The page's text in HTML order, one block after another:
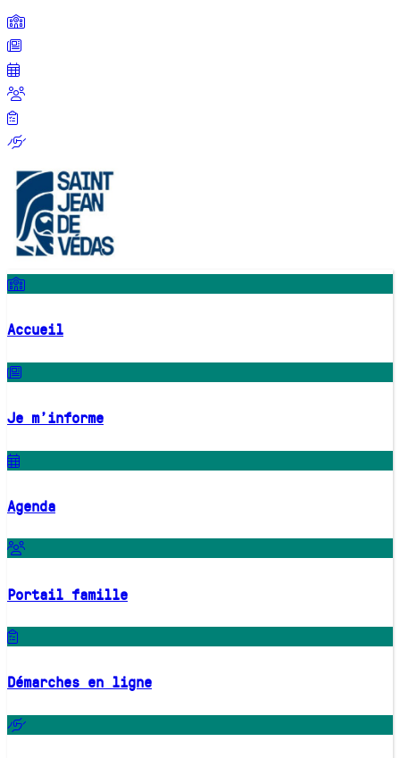
Accueil
Je m'informe
Agenda
Portail famille
Démarches en ligne